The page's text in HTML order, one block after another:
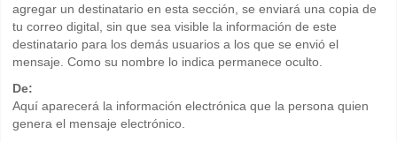
agregar un destinatario en esta sección, se enviará una copia de
tu correo digital, sin que sea visible la información de este
destinatario para los demás usuarios a los que se envió el
mensaje. Como su nombre lo indica permanece oculto.
De:
Aquí aparecerá la información electrónica que la persona quien
genera el mensaje electrónico.